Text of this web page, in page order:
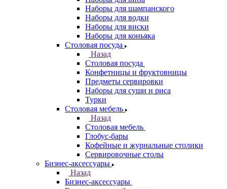
Наборы для шампанского
Наборы для водки
Наборы для виски
Наборы для коньяка
Столовая посуда
Назад
Столовая посуда
Конфетницы и фруктовницы
Предметы сервировки
Наборы для суши и риса
Турки
Столовая мебель
Назад
Столовая мебель
Глобус-бары
Кофейные и журнальные столики
Сервировочные столы
Бизнес-аксессуары
Назад
Бизнес-аксессуары